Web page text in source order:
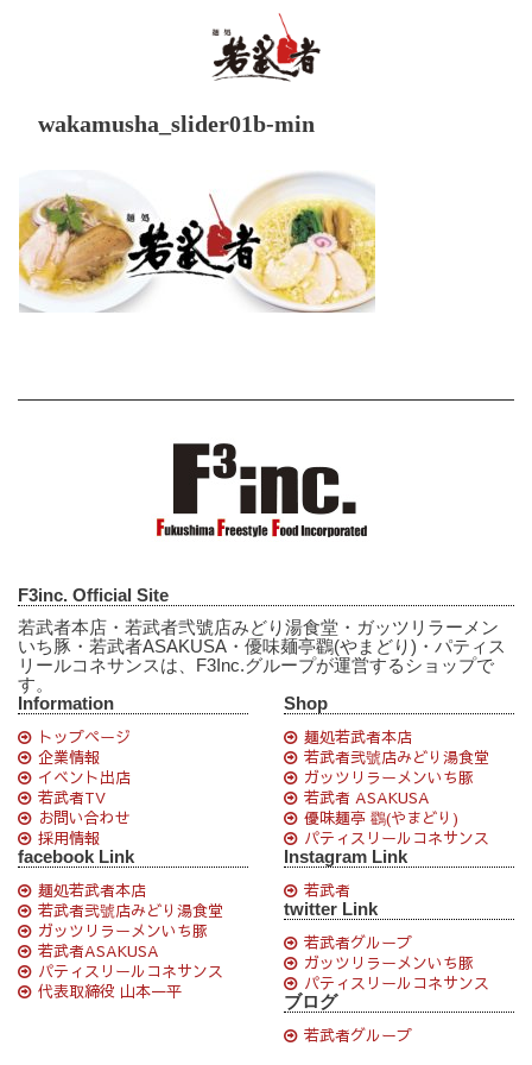
wakamusha_slider01b-min
F3inc. Official Site
若武者本店・若武者弐號店みどり湯食堂・ガッツリラーメン
いち豚・若武者ASAKUSA・優味麺亭鸐(やまどり)・パティス
リールコネサンスは、F3Inc.グループが運営するショップで
す。
Information
トップページ
企業情報
イベント出店
若武者TV
お問い合わせ
採用情報
Shop
麺処若武者本店
若武者弐號店みどり湯食堂
ガッツリラーメンいち豚
若武者 ASAKUSA
優味麺亭 鸐(やまどり)
パティスリールコネサンス
facebook Link
麺処若武者本店
若武者弐號店みどり湯食堂
ガッツリラーメンいち豚
若武者ASAKUSA
パティスリールコネサンス
代表取締役 山本一平
Instagram Link
若武者
twitter Link
若武者グループ
ガッツリラーメンいち豚
パティスリールコネサンス
ブログ
若武者グループ